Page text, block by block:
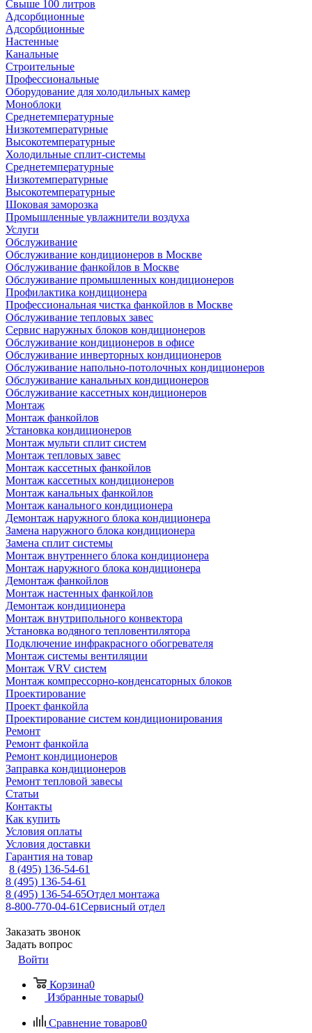
Свыше 100 литров
Адсорбционные
Адсорбционные
Настенные
Канальные
Строительные
Профессиональные
Оборудование для холодильных камер
Моноблоки
Среднетемпературные
Низкотемпературные
Высокотемпературные
Холодильные сплит-системы
Среднетемпературные
Низкотемпературные
Высокотемпературные
Шоковая заморозка
Промышленные увлажнители воздуха
Услуги
Обслуживание
Обслуживание кондиционеров в Москве
Обслуживание фанкойлов в Москве
Обслуживание промышленных кондиционеров
Профилактика кондиционера
Профессиональная чистка фанкойлов в Москве
Обслуживание тепловых завес
Сервис наружных блоков кондиционеров
Обслуживание кондиционеров в офисе
Обслуживание инверторных кондиционеров
Обслуживание напольно-потолочных кондиционеров
Обслуживание канальных кондиционеров
Обслуживание кассетных кондиционеров
Монтаж
Монтаж фанкойлов
Установка кондиционеров
Монтаж мульти сплит систем
Монтаж тепловых завес
Монтаж кассетных фанкойлов
Монтаж кассетных кондиционеров
Монтаж канальных фанкойлов
Монтаж канального кондиционера
Демонтаж наружного блока кондиционера
Замена наружного блока кондиционера
Замена сплит системы
Монтаж внутреннего блока кондиционера
Монтаж наружного блока кондиционера
Демонтаж фанкойлов
Монтаж настенных фанкойлов
Демонтаж кондиционера
Монтаж внутрипольного конвектора
Установка водяного тепловентилятора
Подключение инфракрасного обогревателя
Монтаж системы вентиляции
Монтаж VRV систем
Монтаж компрессорно-конденсаторных блоков
Проектирование
Проект фанкойла
Проектирование систем кондиционирования
Ремонт
Ремонт фанкойла
Ремонт кондиционеров
Заправка кондиционеров
Ремонт тепловой завесы
Статьи
Контакты
Как купить
Условия оплаты
Условия доставки
Гарантия на товар
8 (495) 136-54-61
8 (495) 136-54-61
8 (495) 136-54-65Отдел монтажа
8-800-770-04-61Сервисный отдел
Заказать звонок
Задать вопрос
Войти
Корзина0
Избранные товары0
Сравнение товаров0